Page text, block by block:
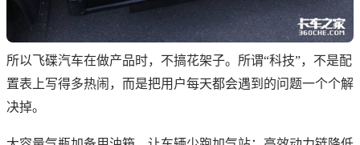
所以飞碟汽车在做产品时，不搞花架子。所谓“科技”，不是配
置表上写得多热闹，而是把用户每天都会遇到的问题一个个解
决掉。